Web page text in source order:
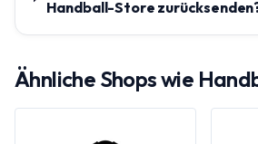
Handball-Store
Ähnliche Shops wie